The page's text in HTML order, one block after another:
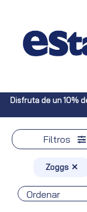
compra en nuestra
Filtros
Zoggs ✕